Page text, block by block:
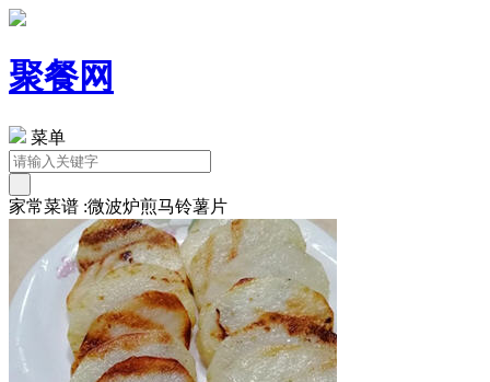
聚餐网
菜单
家常菜谱 :微波炉煎马铃薯片